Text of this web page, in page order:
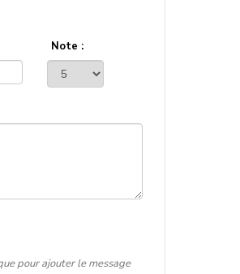
Note :
pour ajouter le message